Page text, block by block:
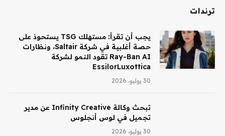
ترندات
يجب أن تقرأ: مستهلك TSG يستحوذ على
حصة أغلبية في شركة Saltair، ونظارات
Ray-Ban AI تقود النمو لشركة
EssilorLuxottica
30 يوليو، 2026
تبحث وكالة Infinity Creative عن مدير
تجميل في لوس أنجلوس
30 يوليو، 2026